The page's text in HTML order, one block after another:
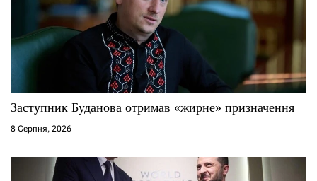
Заступник Буданова отримав «жирне» призначення
8 Серпня, 2026